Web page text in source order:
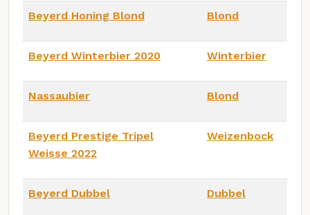
Beyerd Honing Blond Blond
Beyerd Winterbier 2020 Winterbier
Nassaubier Blond
Beyerd Prestige Tripel
Weisse 2022
Weizenbock
Beyerd Dubbel Dubbel